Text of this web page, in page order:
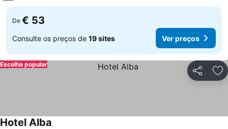
De € 53
Consulte os preços de 19 sites Ver preços
Partilhar
Escolha popular
Hotel Alba